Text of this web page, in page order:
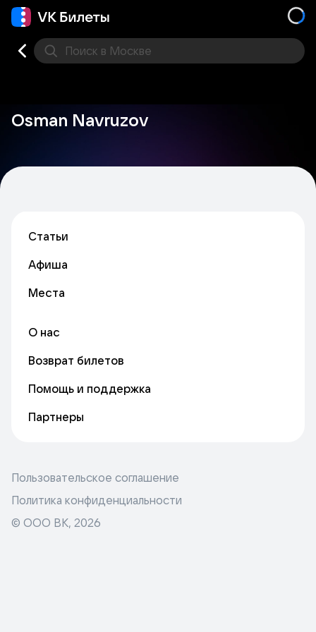
Поиск в Москве
Osman Navruzov
Статьи
Афиша
Места
О нас
Возврат билетов
Помощь и поддержка
Партнеры
Пользовательское соглашение
Политика конфиденциальности
© ООО ВК, 2026